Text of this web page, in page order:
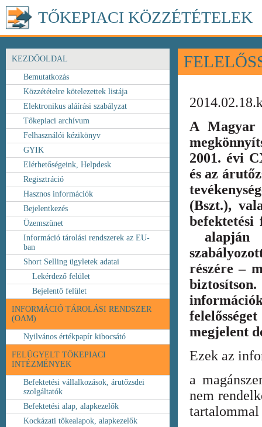
TŐKEPIACI KÖZZÉTÉTELEK
KEZDŐOLDAL
Bemutatkozás
Közzétételre kötelezettek listája
Elektronikus aláírási szabályzat
Tőkepiaci archívum
Felhasználói kézikönyv
GYIK
Elérhetőségeink, Helpdesk
Regisztráció
Hasznos információk
Bejelentkezés
Üzemszünet
Információ tárolási rendszerek az EU-
ban
Short Selling ügyletek adatai
Lekérdező felület
Bejelentő felület
INFORMÁCIÓ TÁROLÁSI RENDSZER
(OAM)
Nyilvános értékpapír kibocsátó
FELÜGYELT TŐKEPIACI
INTÉZMÉNYEK
Befektetési vállalkozások, árutőzsdei
szolgáltatók
Befektetési alap, alapkezelők
Kockázati tőkealapok, alapkezelők
A Magyar
2001. évi
és az
(Bszt.),
alapján
részére –
megjelent
Ezek az
a
nem